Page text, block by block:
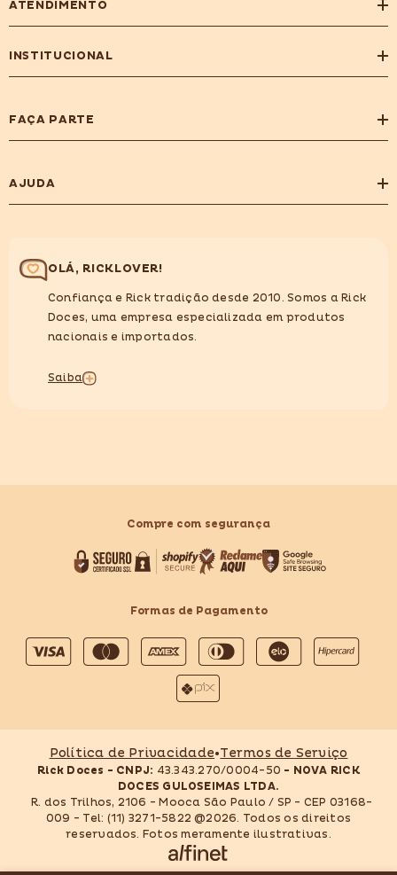
ATENDIMENTO
INSTITUCIONAL
FAÇA PARTE
AJUDA
OLÁ, RICKLOVER!
Confiança e Rick tradição desde 2010. Somos a Rick
Doces, uma empresa especializada em produtos
nacionais e importados.
Saiba
Compre com segurança
Formas de Pagamento
Formas
pagamento
Política de Privacidade•Termos de Serviço
Rick Doces - CNPJ: 43.343.270/0004-50 - NOVA RICK
DOCES GULOSEIMAS LTDA.
R. dos Trilhos, 2106 - Mooca São Paulo / SP - CEP 03168-
009 - Tel: (11) 3271-5822 @2026. Todos os direitos
reservados. Fotos meramente ilustrativas.